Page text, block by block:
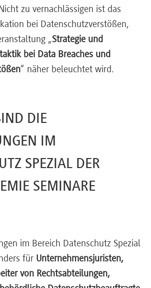
zu vernachlässigen ist das
bei Datenschutzverstößen,
„Strategie und
bei Data Breaches und
“ näher beleuchtet wird.
DIE
IM
SPEZIAL DER
SEMINARE
im Bereich Datenschutz Spezial
für Unternehmensjuristen,
von Rechtsabteilungen,